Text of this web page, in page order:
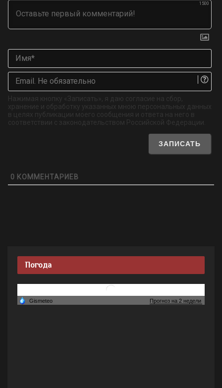
1500
Нажимая кнопку «Записать», я даю согласие на сбор,
хранение и обработку указанных мною персональных данных
в целях публикации моего сообщения и ответа на него в
соответствии с законодательством Российской Федерации.
0 КОММЕНТАРИЕВ
Погода